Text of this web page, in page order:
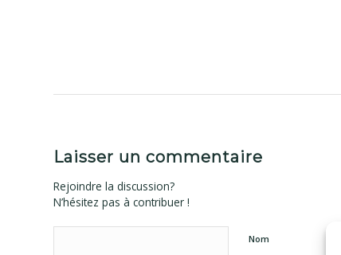
Laisser un commentaire
Rejoindre la discussion?
N’hésitez pas à contribuer !
Nom